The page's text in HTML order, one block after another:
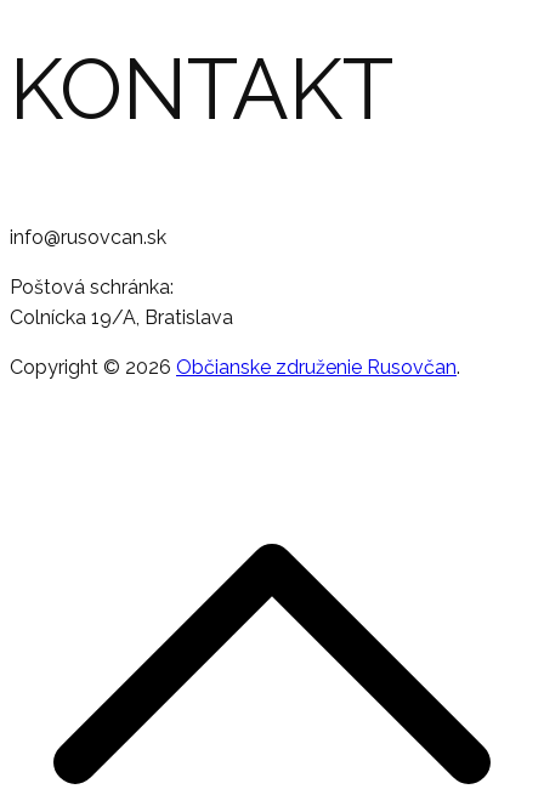
KONTAKT
info@rusovcan.sk
Poštová schránka:
Colnícka 19/A, Bratislava
Copyright © 2026 Občianske združenie Rusovčan.